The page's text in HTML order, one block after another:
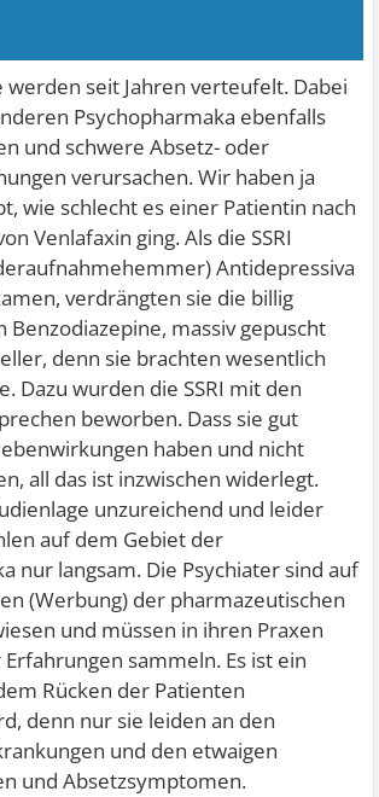
werden seit Jahren verteufelt. Dabei
Psychopharmaka ebenfalls
und schwere Absetz- oder
verursachen. Wir haben ja
wie schlecht es einer Patientin nach
Venlafaxin ging. Als die SSRI
Antidepressiva
verdrängten sie die billig
Benzodiazepine, massiv gepuscht
denn sie brachten wesentlich
Dazu wurden die SSRI mit den
beworben. Dass sie gut
haben und nicht
all das ist inzwischen widerlegt.
unzureichend und leider
auf dem Gebiet der
nur langsam. Die Psychiater sind auf
(Werbung) der pharmazeutischen
und müssen in ihren Praxen
sammeln. Es ist ein
Rücken der Patienten
denn nur sie leiden an den
und den etwaigen
und Absetzsymptomen.